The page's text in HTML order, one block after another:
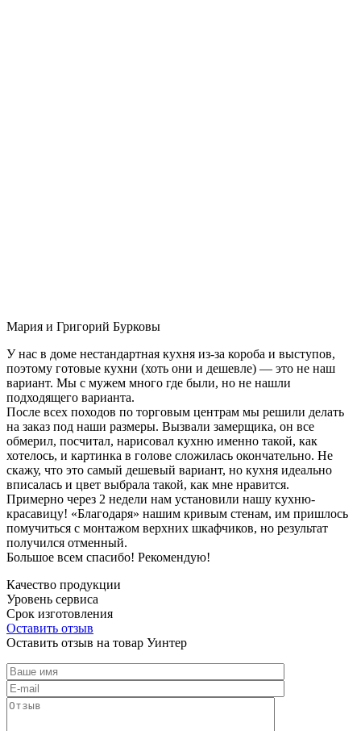
Мария и Григорий Бурковы
У нас в доме нестандартная кухня из-за короба и выступов,
поэтому готовые кухни (хоть они и дешевле) — это не наш
вариант. Мы с мужем много где были, но не нашли
подходящего варианта.
После всех походов по торговым центрам мы решили делать
на заказ под наши размеры. Вызвали замерщика, он все
обмерил, посчитал, нарисовал кухню именно такой, как
хотелось, и картинка в голове сложилась окончательно. Не
скажу, что это самый дешевый вариант, но кухня идеально
вписалась и цвет выбрала такой, как мне нравится.
Примерно через 2 недели нам установили нашу кухню-
красавицу! «Благодаря» нашим кривым стенам, им пришлось
помучиться с монтажом верхних шкафчиков, но результат
получился отменный.
Большое всем спасибо! Рекомендую!
Качество продукции
Уровень сервиса
Срок изготовления
Оставить отзыв
Оставить отзыв на товар Уинтер